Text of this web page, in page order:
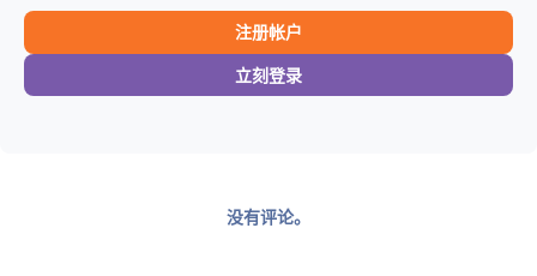
注册帐户
立刻登录
没有评论。